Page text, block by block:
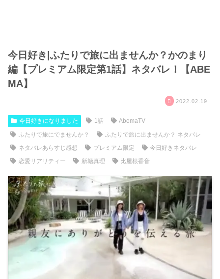
今日好き|ふたりで旅に出ませんか？かのまり
編【プレミアム限定第1話】ネタバレ！【ABE
MA】
2022.02.19
今日好きになりました 1話
AbemaTV
ふたりで旅にでませんか？
ふたりで旅に出ませんか？ ネタバレ
ネタバレあらすじ感想
プレミアム限定
今日好きネタバレ
恋愛リアリティー
新塘真理 比屋根香音